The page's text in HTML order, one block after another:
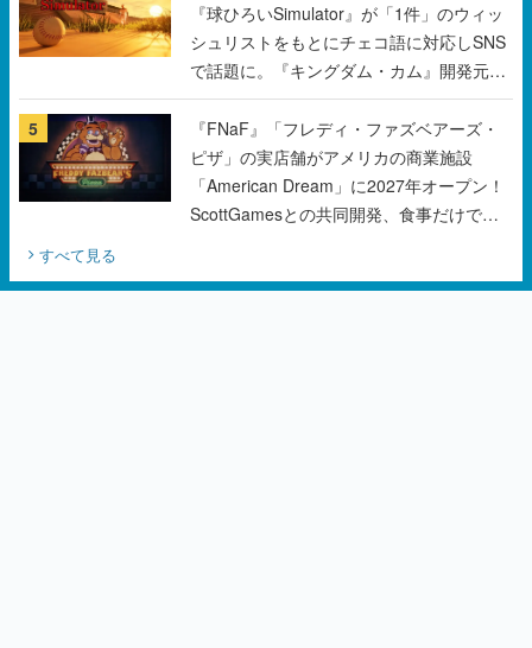
『球ひろいSimulator』が「1件」のウィッ
シュリストをもとにチェコ語に対応しSNS
で話題に。『キングダム・カム』開発元や
チェコのプロ野球選手から称賛の声
5
『FNaF』「フレディ・ファズベアーズ・
ピザ」の実店舗がアメリカの商業施設
「American Dream」に2027年オープン！
ScottGamesとの共同開発、食事だけでな
すべて見る